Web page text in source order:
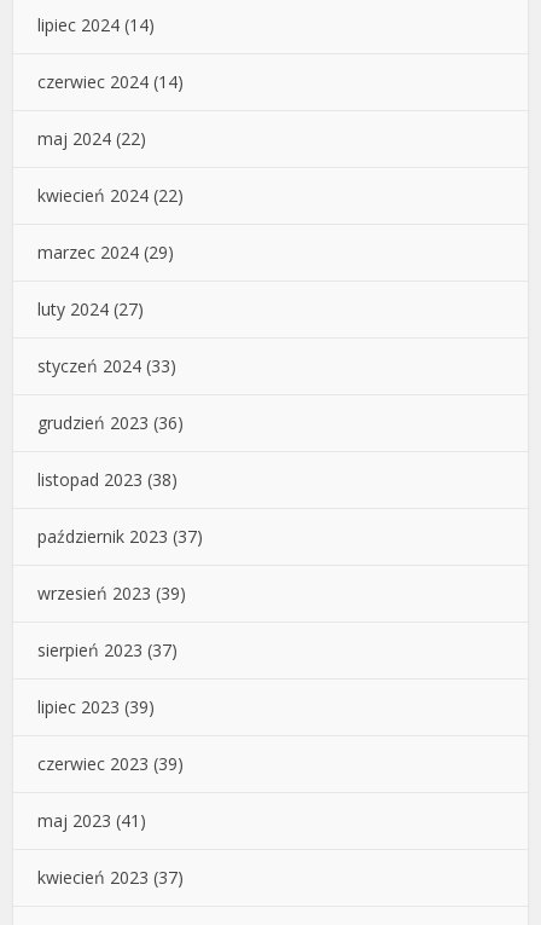
lipiec 2024 (14)
czerwiec 2024 (14)
maj 2024 (22)
kwiecień 2024 (22)
marzec 2024 (29)
luty 2024 (27)
styczeń 2024 (33)
grudzień 2023 (36)
listopad 2023 (38)
październik 2023 (37)
wrzesień 2023 (39)
sierpień 2023 (37)
lipiec 2023 (39)
czerwiec 2023 (39)
maj 2023 (41)
kwiecień 2023 (37)